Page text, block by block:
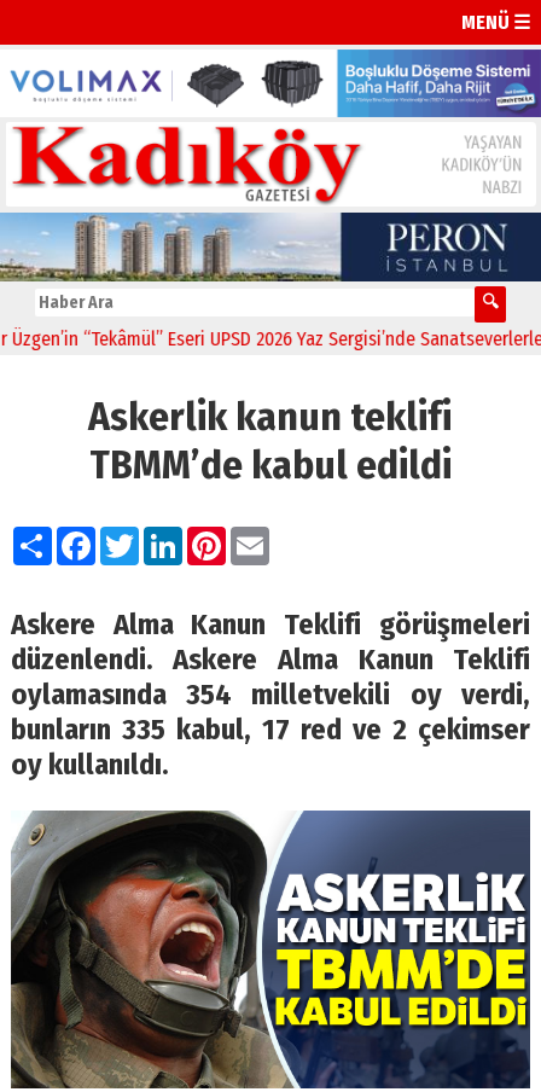
MENÜ ☰
“Tekâmül” Eseri UPSD 2026 Yaz Sergisi’nde Sanatseverlerle
Askerlik kanun teklifi
TBMM’de kabul edildi
PaylaşFacebook
TwitterLinkedIn
Pinterest
Email
Askere Alma Kanun Teklifi görüşmeleri
düzenlendi. Askere Alma Kanun Teklifi
oylamasında 354 milletvekili oy verdi,
bunların 335 kabul, 17 red ve 2 çekimser
oy kullanıldı.